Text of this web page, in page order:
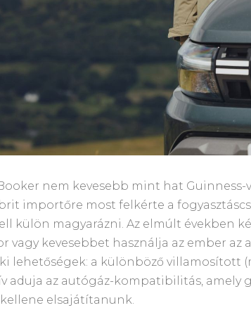
nem kevesebb mint hat
importőre most felkérte a
külön magyarázni. Az elmúlt években
vagy kevesebbet használja az ember
lehetőségek: a különböző
aduja az autógáz-kompatibilitás, amely
elsajátítanunk.